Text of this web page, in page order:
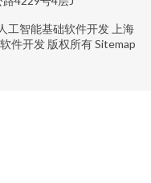
人工智能基础软件开发 上海
件开发 版权所有Sitemap